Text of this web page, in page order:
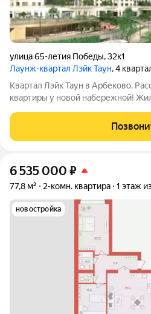
улица 65-летия Победы,32к1
Лаунж-квартал Лэйк Таун, 4
Квартал Лэйк Таун в Арбеково.
квартиры у новой набережной!
окружении парков и новой
день вы найдете для себя отдых и
6 535 000 ₽
77,8 м² 2-комн. квартира 1 этаж
новостройка